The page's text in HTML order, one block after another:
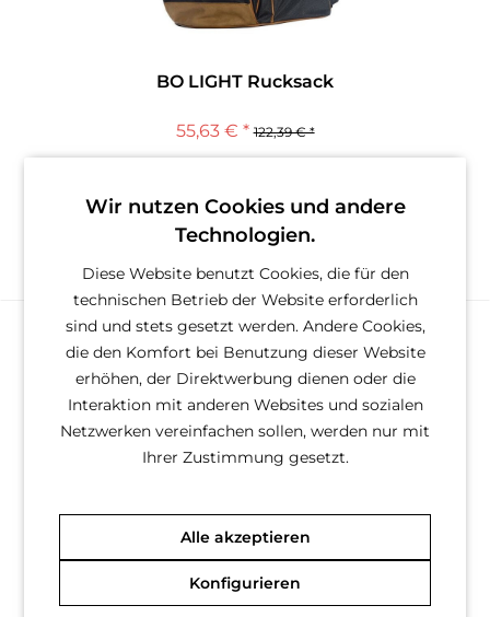
BO LIGHT Rucksack
55,63 € * 122,39 € *
Merken
FB BACKPACK BLAU Rucksack
Wir nutzen Cookies und andere
Technologien.
Diese Website benutzt Cookies, die für den
technischen Betrieb der Website erforderlich
sind und stets gesetzt werden. Andere Cookies,
die den Komfort bei Benutzung dieser Website
erhöhen, der Direktwerbung dienen oder die
Interaktion mit anderen Websites und sozialen
Netzwerken vereinfachen sollen, werden nur mit
Ihrer Zustimmung gesetzt.
Alle akzeptieren
Konfigurieren